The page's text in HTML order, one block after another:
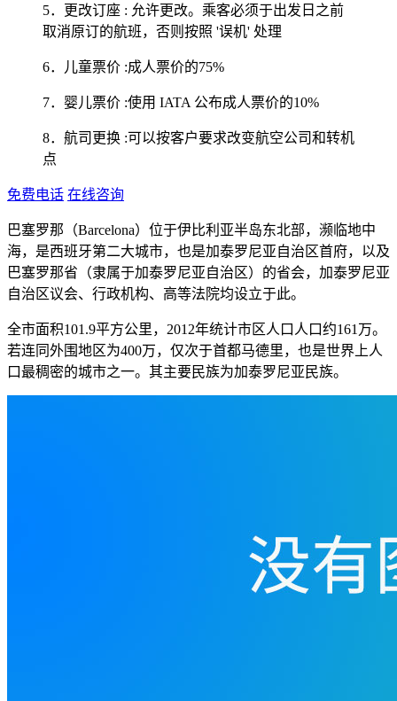
5．更改订座 : 允许更改。乘客必须于出发日之前
取消原订的航班，否则按照 '误机' 处理
6．儿童票价 :成人票价的75%
7．婴儿票价 :使用 IATA 公布成人票价的10%
8．航司更换 :可以按客户要求改变航空公司和转机
点
免费电话 在线咨询
巴塞罗那（Barcelona）位于伊比利亚半岛东北部，濒临地中
海，是西班牙第二大城市，也是加泰罗尼亚自治区首府，以及
巴塞罗那省（隶属于加泰罗尼亚自治区）的省会，加泰罗尼亚
自治区议会、行政机构、高等法院均设立于此。
全市面积101.9平方公里，2012年统计市区人口人口约161万。
若连同外围地区为400万，仅次于首都马德里，也是世界上人
口最稠密的城市之一。其主要民族为加泰罗尼亚民族。